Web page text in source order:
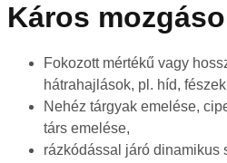
Káros
Fokozott mértékű vagy
hátrahajlások, pl. híd,
Nehéz tárgyak emelése,
társ emelése,
rázkódással járó dinamikus